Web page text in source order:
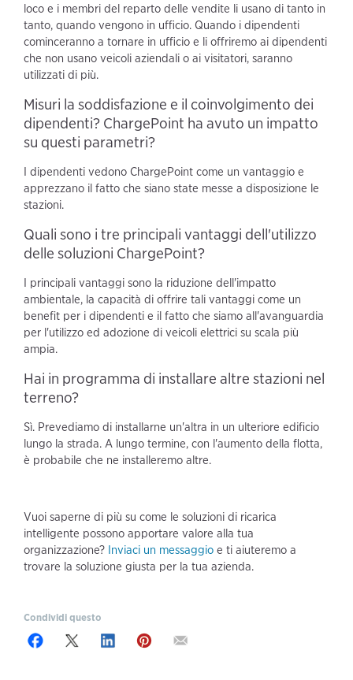
loco e i membri del reparto delle vendite li usano di tanto in
tanto, quando vengono in ufficio. Quando i dipendenti
cominceranno a tornare in ufficio e li offriremo ai dipendenti
che non usano veicoli aziendali o ai visitatori, saranno
utilizzati di più.
Misuri la soddisfazione e il coinvolgimento dei
dipendenti? ChargePoint ha avuto un impatto
su questi parametri?
I dipendenti vedono ChargePoint come un vantaggio e
apprezzano il fatto che siano state messe a disposizione le
stazioni.
Quali sono i tre principali vantaggi dell'utilizzo
delle soluzioni ChargePoint?
I principali vantaggi sono la riduzione dell'impatto
ambientale, la capacità di offrire tali vantaggi come un
benefit per i dipendenti e il fatto che siamo all'avanguardia
per l'utilizzo ed adozione di veicoli elettrici su scala più
ampia.
Hai in programma di installare altre stazioni nel
terreno?
Sì. Prevediamo di installarne un'altra in un ulteriore edificio
lungo la strada. A lungo termine, con l'aumento della flotta,
è probabile che ne installeremo altre.
Vuoi saperne di più su come le soluzioni di ricarica
intelligente possono apportare valore alla tua
organizzazione? Inviaci un messaggio e ti aiuteremo a
trovare la soluzione giusta per la tua azienda.
Condividi questo